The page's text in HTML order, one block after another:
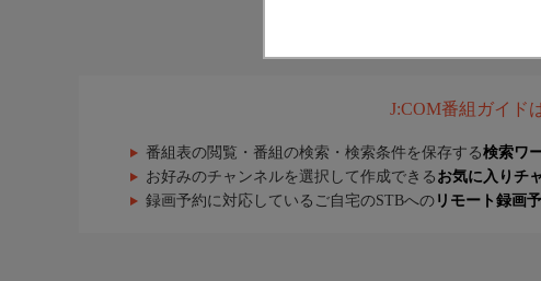
J:COM番組ガイド
番組表の閲覧・番組の検索・検索条件を保存する検索ワ
お好みのチャンネルを選択して作成できる お気に入りチ
録画予約に対応しているご自宅のSTBへの リモート録画